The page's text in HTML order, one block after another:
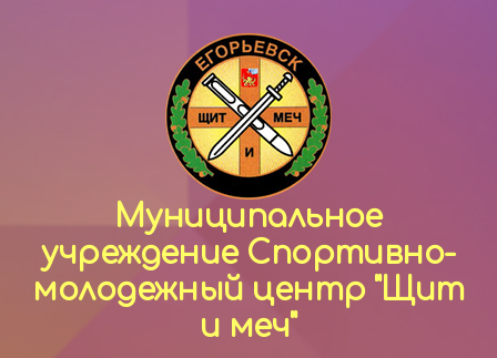
Муниципальное
учреждение Спортивно-
молодежный центр "Щит
и меч"